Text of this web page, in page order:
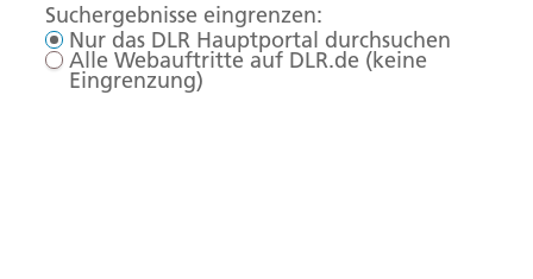
Suchergebnisse eingrenzen:
Nur das DLR Hauptportal durchsuchen
Alle Webauftritte auf DLR.de (keine
Eingrenzung)